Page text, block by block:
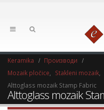
Keramika
Производи
Mozaik pločice
Stakleni mozaik
Alttoglass mozaik Stamp Fabric
Alttoglass mozaik